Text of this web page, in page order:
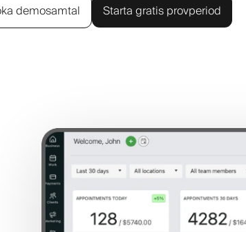
demosamtal Starta gratis provperiod